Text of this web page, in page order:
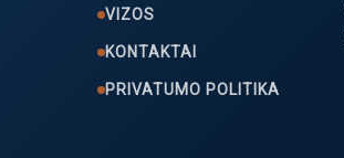
VIZOS
KONTAKTAI
PRIVATUMO POLITIKA